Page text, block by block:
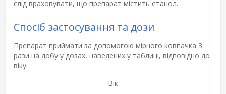
слід враховувати, що препарат містить етанол.
Спосіб застосування та дози
Препарат приймати за допомогою мірного ковпачка 3
рази на добу у дозах, наведених у таблиці, відповідно до
віку:
Вік